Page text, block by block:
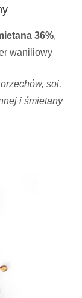
36%,
waniliowy
soi,
i śmietany